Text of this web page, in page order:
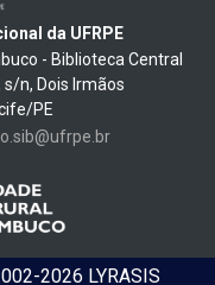
da UFRPE
- Biblioteca Central
n, Dois Irmãos
PE
2026 LYRASIS